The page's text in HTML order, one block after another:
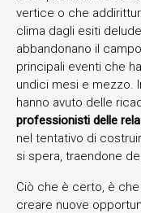
vertice o che
clima dagli esiti
abbandonano il
principali eventi che
undici mesi e mezzo.
hanno avuto delle
professionisti delle
nel tentativo di
si spera, traendone
Ciò che è certo, è
creare nuove